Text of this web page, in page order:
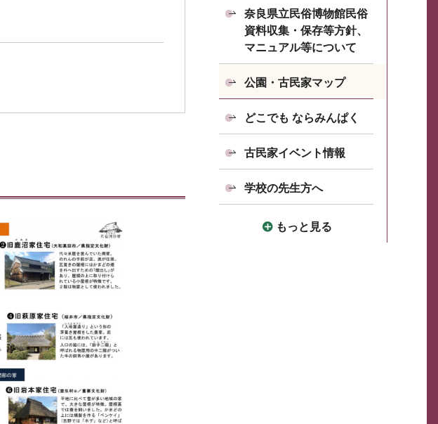
奈良県立民俗博物館民俗
資料収集・保存等方針、
マニュアル等について
公園・古民家マップ
どこでも ならみんぱく
古民家イベント情報
学校の先生方へ
もっと見る